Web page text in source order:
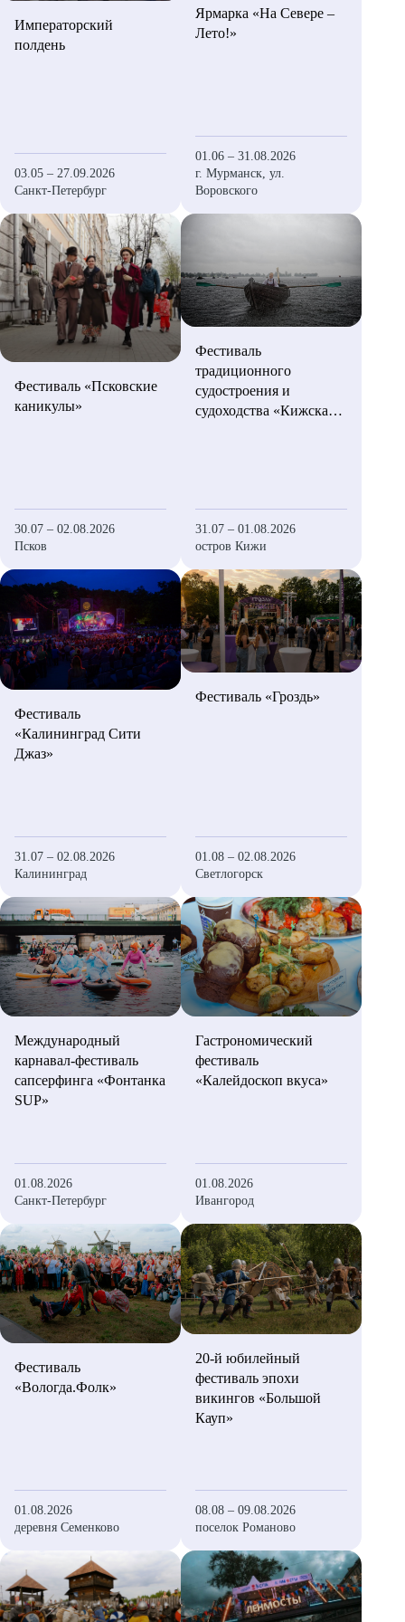
Республика Карелия
Республика Коми
Императорский
полдень
03.05 – 27.09.2026
Санкт-Петербург
Ярмарка «На Севере –
Лето!»
01.06 – 31.08.2026
г. Мурманск, ул.
Воровского
Фестиваль «Псковские
каникулы»
30.07 – 02.08.2026
Псков
Фестиваль
традиционного
судостроения и
судоходства «Кижская
31.07 – 01.08.2026
остров Кижи
Фестиваль
«Калининград Сити
Джаз»
31.07 – 02.08.2026
Калининград
Фестиваль «Гроздь»
01.08 – 02.08.2026
Светлогорск
Международный
карнавал-фестиваль
сапсерфинга «Фонтанка
SUP»
01.08.2026
Санкт-Петербург
Гастрономический
фестиваль
«Калейдоскоп вкуса»
01.08.2026
Ивангород
Фестиваль
«Вологда.Фолк»
01.08.2026
деревня Семенково
20-й юбилейный
фестиваль эпохи
викингов «Большой
Кауп»
08.08 – 09.08.2026
поселок Романово